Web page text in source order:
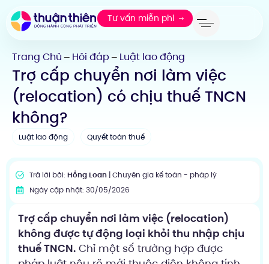
Tư vấn miễn phí
Trang Chủ — Hỏi đáp — Luật lao động
Trợ cấp chuyển nơi làm việc
(relocation) có chịu thuế TNCN
không?
Luật lao động Quyết toán thuế
Trả lời bởi: Hồng Loan| Chuyên gia kế toán - pháp lý
Ngày cập nhật: 30/05/2026
Trợ cấp chuyển nơi làm việc (relocation)
không được tự động loại khỏi thu nhập chịu
thuế TNCN. Chỉ một số trường hợp được